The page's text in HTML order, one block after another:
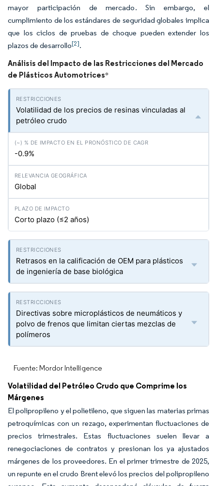
mayor participación de mercado. Sin embargo, el
cumplimiento de los estándares de seguridad globales implica
que los ciclos de pruebas de choque pueden extender los
plazos de desarrollo[2].
Análisis del Impacto de las Restricciones del Mercado
de Plásticos Automotrices*
Volatilidad de los precios de resinas vinculadas al
petróleo crudo
-0.9%
Global
Corto plazo (≤2 años)
Retrasos en la calificación de OEM para plásticos
de ingeniería de base biológica
Directivas sobre microplásticos de neumáticos y
polvo de frenos que limitan ciertas mezclas de
polímeros
Fuente: Mordor Intelligence
Volatilidad del Petróleo Crudo que Comprime los
Márgenes
El polipropileno y el polietileno, que siguen las materias primas
petroquímicas con un rezago, experimentan fluctuaciones de
precios trimestrales. Estas fluctuaciones suelen llevar a
renegociaciones de contratos y presionan los ya ajustados
márgenes de los proveedores. En el primer trimestre de 2025,
un repunte en el crudo Brent elevó los precios del polipropileno